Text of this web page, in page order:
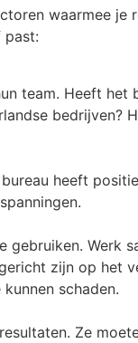
waarmee je
past:
team. Heeft het
bedrijven?
heeft
Werk
zijn op het
schaden.
Ze